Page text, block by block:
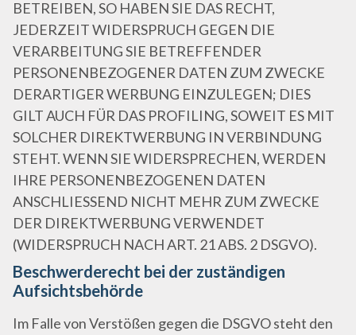
BETREIBEN, SO HABEN SIE DAS RECHT,
JEDERZEIT WIDERSPRUCH GEGEN DIE
VERARBEITUNG SIE BETREFFENDER
PERSONENBEZOGENER DATEN ZUM ZWECKE
DERARTIGER WERBUNG EINZULEGEN; DIES
GILT AUCH FÜR DAS PROFILING, SOWEIT ES MIT
SOLCHER DIREKTWERBUNG IN VERBINDUNG
STEHT. WENN SIE WIDERSPRECHEN, WERDEN
IHRE PERSONENBEZOGENEN DATEN
ANSCHLIESSEND NICHT MEHR ZUM ZWECKE
DER DIREKTWERBUNG VERWENDET
(WIDERSPRUCH NACH ART. 21 ABS. 2 DSGVO).
Beschwerde­recht bei der zuständigen
Aufsichts­behörde
Im Falle von Verstößen gegen die DSGVO steht den